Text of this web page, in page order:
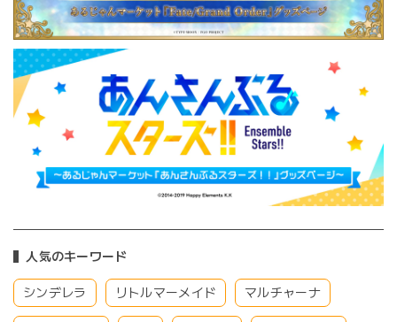
人気のキーワード
シンデレラ リトルマーメイド マルチャーナ